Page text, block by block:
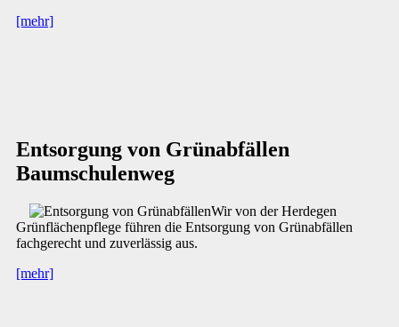
[mehr]
Entsorgung von Grünabfällen
Baumschulenweg
Wir von der Herdegen
Grünflächenpflege führen die Entsorgung von Grünabfällen
fachgerecht und zuverlässig aus.
[mehr]